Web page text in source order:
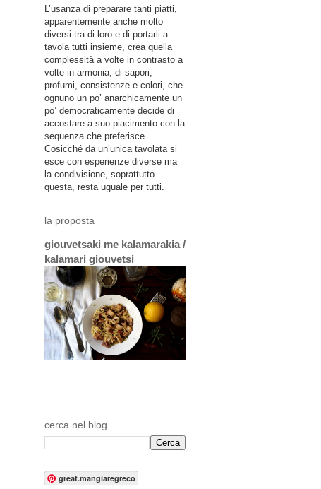
L’usanza di preparare tanti piatti,
apparentemente anche molto
diversi tra di loro e di portarli a
tavola tutti insieme, crea quella
complessità a volte in contrasto a
volte in armonia, di sapori,
profumi, consistenze e colori, che
ognuno un po’ anarchicamente un
po’ democraticamente decide di
accostare a suo piacimento con la
sequenza che preferisce.
Cosicché da un’unica tavolata si
esce con esperienze diverse ma
la condivisione, soprattutto
questa, resta uguale per tutti.
la proposta
giouvetsaki me kalamarakia /
kalamari giouvetsi
cerca nel blog
great.mangiaregreco